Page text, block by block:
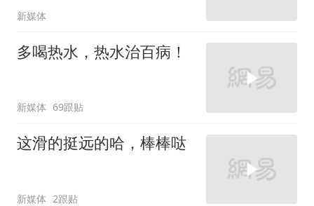
新媒体
多喝热水，热水治百病！
新媒体 69跟贴
这滑的挺远的哈，棒棒哒
新媒体 2跟贴